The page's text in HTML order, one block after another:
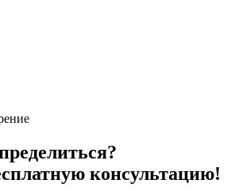
консультацию!